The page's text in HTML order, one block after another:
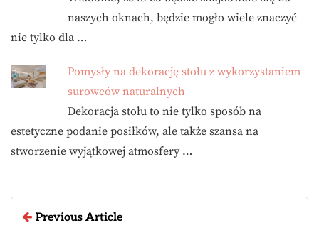
naszych oknach, będzie mogło wiele znaczyć
nie tylko dla …
Pomysły na dekorację stołu z wykorzystaniem
surowców naturalnych
Dekoracja stołu to nie tylko sposób na
estetyczne podanie posiłków, ale także szansa na
stworzenie wyjątkowej atmosfery …
Previous Article